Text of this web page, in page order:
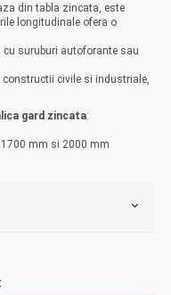
din tabla zincata, este
longitudinale ofera o
suruburi autoforante sau
civile si industriale,
gard zincata:
mm si 2000 mm